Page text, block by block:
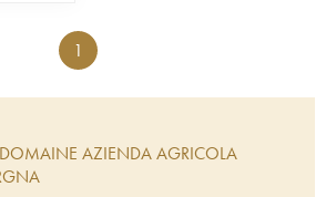
1
AZIENDA AGRICOLA